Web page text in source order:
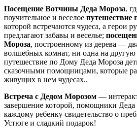
Посещение Вотчины Деда Мороза,
поучительное и веселое путешествие
которой встречаются чудеса, а герои
предлагают забавы и веселье;
Мороза, построенному из дерева —
волшебных комнат, ни одна на
путешествие по Дому Деда Мороза
сказочными помощницами, которые
живущих в нем чудесах..
Встреча с Дедом Морозом —
завершение которой, помощники Деда
каждому ребенку свидетельство о
Устюге и сладкий подарок!